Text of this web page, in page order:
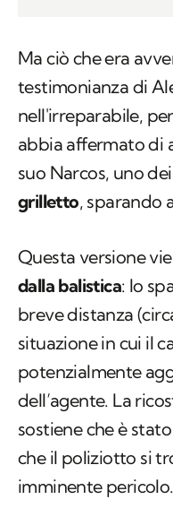
Ma ciò che era
testimonianza di
nell'irreparabile,
abbia affermato di
suo Narcos, uno
grilletto, sparando
Questa versione
dalla balistica: lo
breve distanza
situazione in cui il
potenzialmente
dell’agente. La
sostiene che è
che il poliziotto si
imminente pericolo.